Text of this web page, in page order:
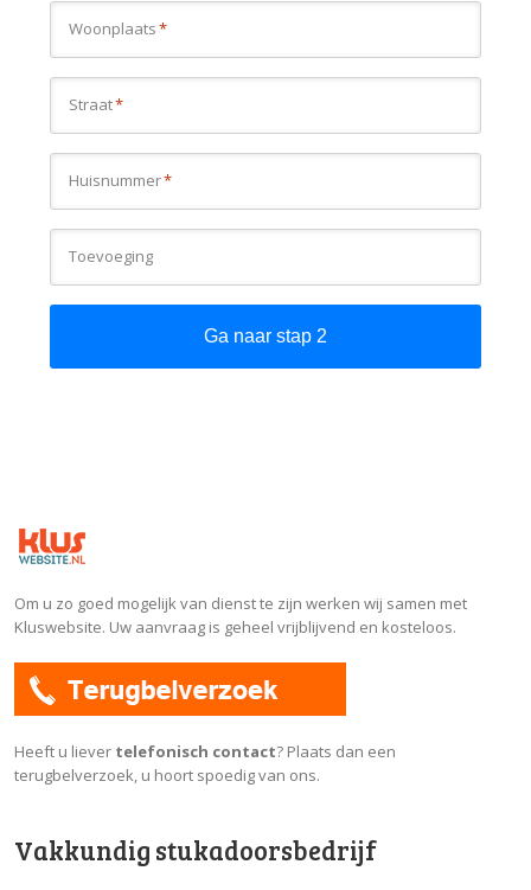
Woonplaats*
Straat*
Huisnummer*
Toevoeging
Ga naar stap 2
Om u zo goed mogelijk van dienst te zijn werken wij samen met
Kluswebsite. Uw aanvraag is geheel vrijblijvend en kosteloos.
Heeft u liever telefonisch contact? Plaats dan een
terugbelverzoek, u hoort spoedig van ons.
Vakkundig stukadoorsbedrijf